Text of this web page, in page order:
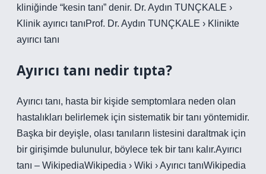
kliniğinde “kesin tanı” denir. Dr. Aydın TUNÇKALE ›
Klinik ayırıcı tanıProf. Dr. Aydın TUNÇKALE › Klinikte
ayırıcı tanı
Ayırıcı tanı nedir tıpta?
Ayırıcı tanı, hasta bir kişide semptomlara neden olan
hastalıkları belirlemek için sistematik bir tanı yöntemidir.
Başka bir deyişle, olası tanıların listesini daraltmak için
bir girişimde bulunulur, böylece tek bir tanı kalır.Ayırıcı
tanı – WikipediaWikipedia › Wiki › Ayırıcı tanıWikipedia